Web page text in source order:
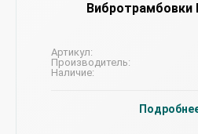
Вибротрамбовки
Артикул:
Производитель:
Наличие: